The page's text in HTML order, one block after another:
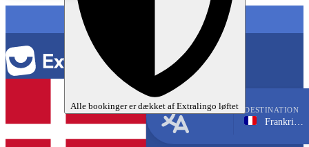
Alle bookinger er dækket afExtralingo løftet DESTINATION
Frankrig, Biarritz